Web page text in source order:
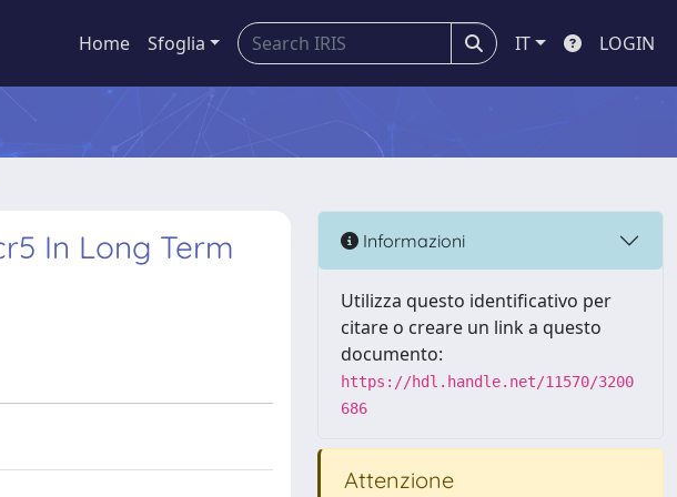
Home Sfoglia IT LOGIN
In Long Term
Informazioni
Utilizza questo identificativo per
citare o creare un link a questo
documento:
https://hdl.handle.net/11570/3200
686
Attenzione